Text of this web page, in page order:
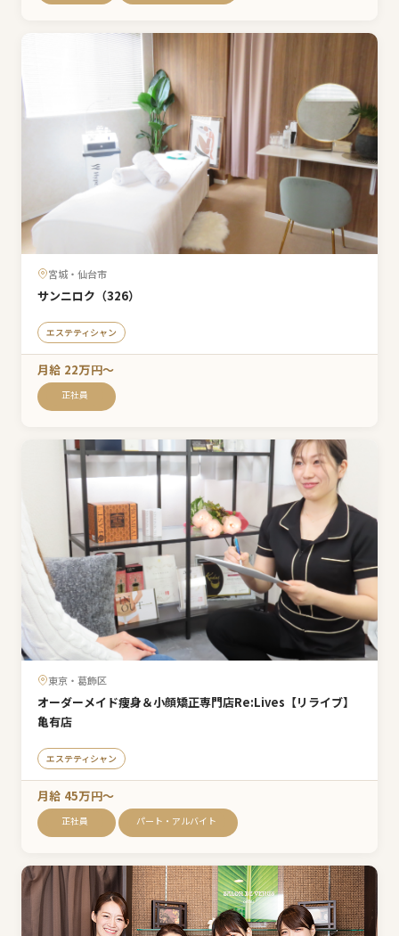
宮城・仙台市
サンニロク（326）
エステティシャン
月給 22万円〜
正社員
東京・葛飾区
オーダーメイド痩身＆小顔矯正専門店Re:Lives【リライブ】
亀有店
エステティシャン
月給 45万円〜
正社員 パート・アルバイト